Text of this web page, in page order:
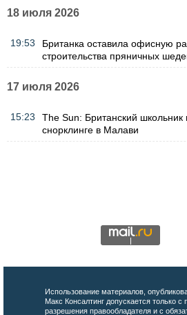
18 июля 2026
19:53
Британка оставила офисную
строительства пряничных
17 июля 2026
15:23
The Sun: Британский школьник
снорклинге в Малави
Использование материалов,
Макс Консалтинг допускается только с
разрешения правообладателя и с